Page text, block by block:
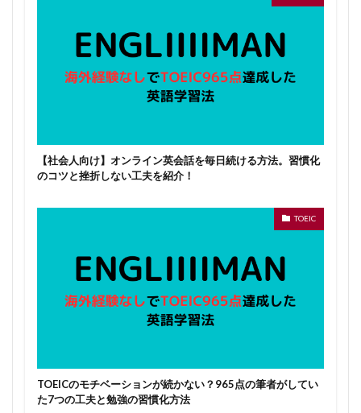
【社会人向け】オンライン英会話を毎日続ける方法。習慣化
のコツと挫折しない工夫を紹介！
TOEIC
TOEICのモチベーションが続かない？965点の筆者がしてい
た7つの工夫と勉強の習慣化方法